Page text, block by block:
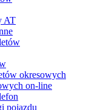
AT
okresowych
on-line
pojazdu